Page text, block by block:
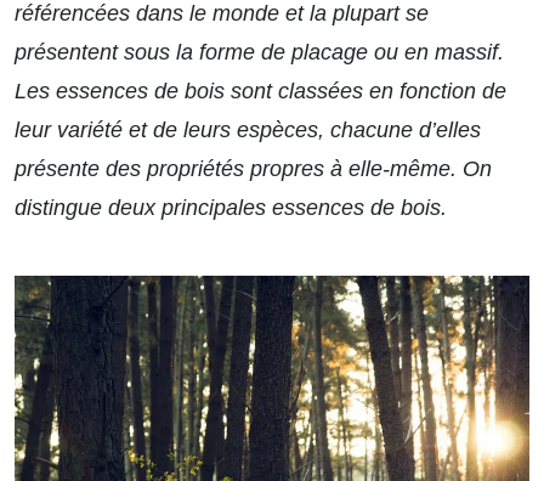
référencées dans le monde et la plupart se
présentent sous la forme de placage ou en massif.
Les essences de bois sont classées en fonction de
leur variété et de leurs espèces, chacune d’elles
présente des propriétés propres à elle-même. On
distingue deux principales essences de bois.